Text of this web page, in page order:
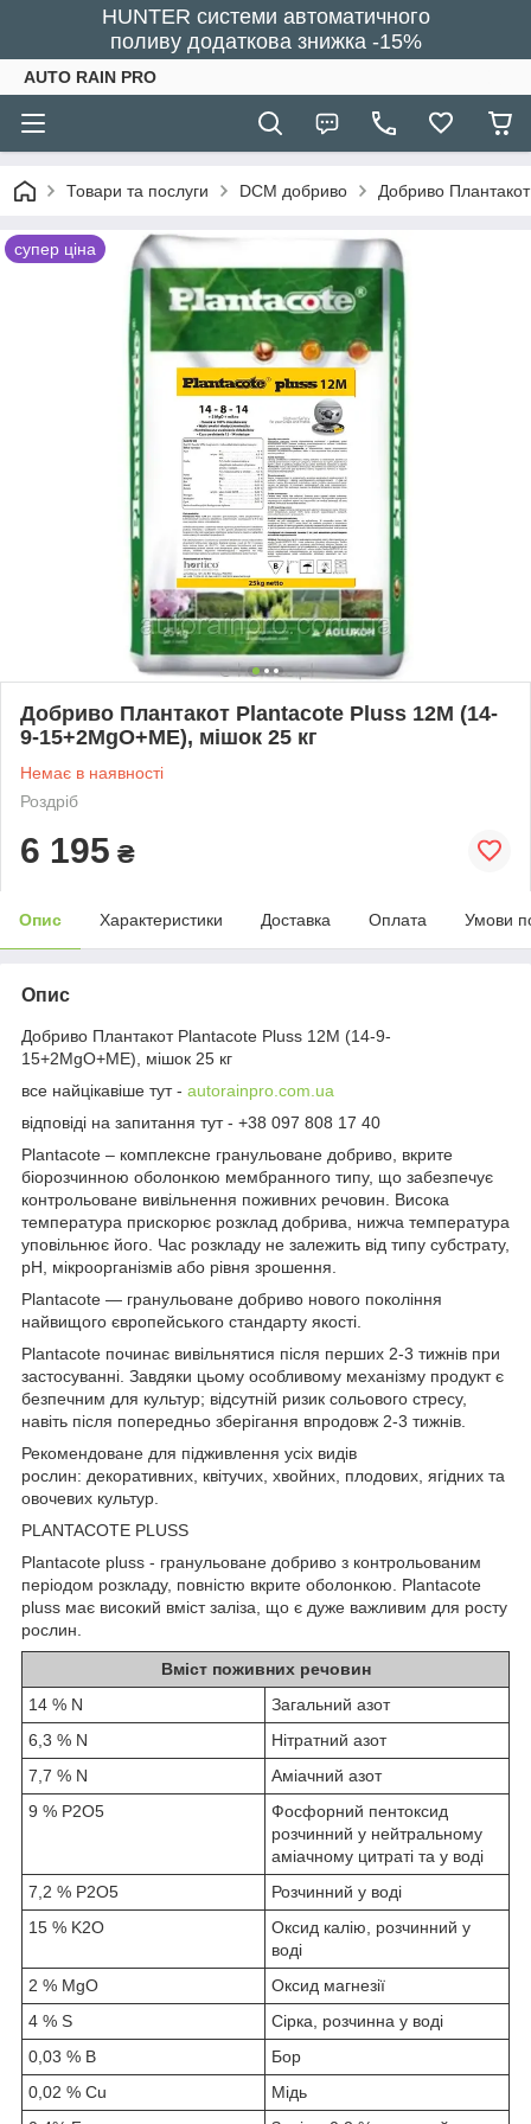
HUNTER системи автоматичного
поливу додаткова знижка -15%
AUTO RAIN PRO
Товари та послуги DCM добриво Добриво
супер ціна
Добриво Плантакот Plantacote Pluss 12M (14-
9-15+2MgO+ME), мішок 25 кг
Немає в наявності
Роздріб
6 195 ₴
Опис Характеристики Доставка Оплата Умови
Опис
Добриво Плантакот Plantacote Pluss 12M (14-9-
15+2MgO+ME), мішок 25 кг
все найцікавіше тут - autorainpro.com.ua
відповіді на запитання тут - +38 097 808 17 40
Plantacote – комплексне гранульоване добриво, вкрите
біорозчинною оболонкою мембранного типу, що забезпечує
контрольоване вивільнення поживних речовин. Висока
температура прискорює розклад добрива, нижча температура
уповільнює його. Час розкладу не залежить від типу субстрату,
pH, мікроорганізмів або рівня зрошення.
Plantacote — гранульоване добриво нового покоління
найвищого європейського стандарту якості.
Plantacote починає вивільнятися після перших 2-3 тижнів при
застосуванні. Завдяки цьому особливому механізму продукт є
безпечним для культур; відсутній ризик сольового стресу,
навіть після попередньо зберігання впродовж 2-3 тижнів.
Рекомендоване для підживлення усіх видів
рослин: декоративних, квітучих, хвойних, плодових, ягідних та
овочевих культур.
PLANTACOTE PLUSS
Plantacote pluss - гранульоване добриво з контрольованим
періодом розкладу, повністю вкрите оболонкою. Plantacote
pluss має високий вміст заліза, що є дуже важливим для росту
рослин.
Вміст поживних речовин
14 % N
Загальний азот
6,3 % N
Нітратний азот
7,7 % N
Аміачний азот
9 % P2O5
Фосфорний пентоксид
розчинний у нейтральному
аміачному цитраті та у воді
7,2 % P2O5
Розчинний у воді
15 % K2O
Оксид калію, розчинний у
воді
2 % MgO
Оксид магнезії
4 % S
Сірка, розчинна у воді
0,03 % B
Бор
0,02 % Cu
Мідь